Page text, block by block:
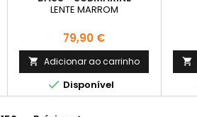
BLUE/GOLD CHROME
LENTE MARROM
Preço
79,90 €
 Adicionar ao carrinho
 Disponível
